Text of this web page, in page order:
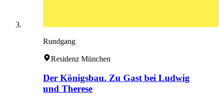
Rundgang
Residenz München
Der Königsbau. Zu Gast bei Ludwig
und Therese